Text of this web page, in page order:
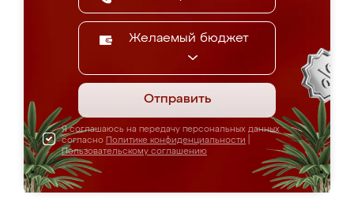
Желаемый бюджет
Отправить
Я соглашаюсь на передачу персональных данных
согласно Политике конфиденциальности
Пользовательскому соглашению